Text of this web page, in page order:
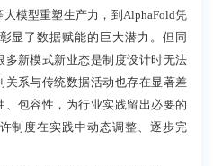
大模型重塑生产力，到AlphaFold凭
显了数据赋能的巨大潜力。但同
多新模式新业态是制度设计时无法
系与传统数据活动也存在显著差
包容性，为行业实践留出必要的
制度在实践中动态调整、逐步完